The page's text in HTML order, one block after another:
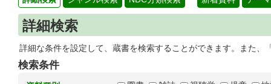
詳細検索
詳細な条件を設定して、蔵書を検索することができます。また
検索条件